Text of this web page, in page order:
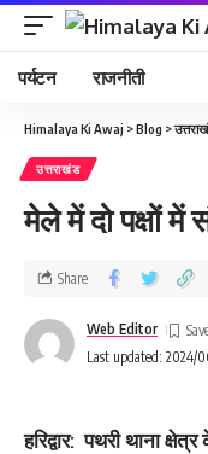
पर्यटन राजनीती
Himalaya Ki Awaj >Blog >
उत्तराखंड
मेले में दो पक्षों में
Last updated: 2024/
Web Editor
Share
हरिद्वार: पथरी थाना